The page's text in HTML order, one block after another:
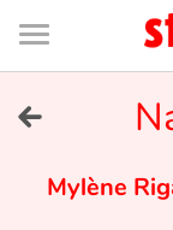
Connexion
Bibliothèque
de
page
Mylène